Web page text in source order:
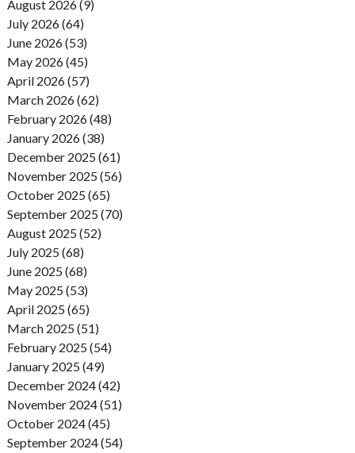
August 2026 (9)
July 2026 (64)
June 2026 (53)
May 2026 (45)
April 2026 (57)
March 2026 (62)
February 2026 (48)
January 2026 (38)
December 2025 (61)
November 2025 (56)
October 2025 (65)
September 2025 (70)
August 2025 (52)
July 2025 (68)
June 2025 (68)
May 2025 (53)
April 2025 (65)
March 2025 (51)
February 2025 (54)
January 2025 (49)
December 2024 (42)
November 2024 (51)
October 2024 (45)
September 2024 (54)